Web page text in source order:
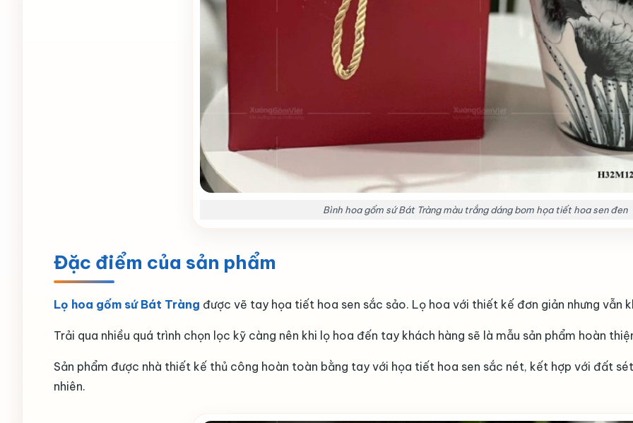
Bình hoa gốm sứ Bát Tràng màu trắng dáng bom họa tiết hoa sen đen
Đặc điểm của sản phẩm
Lọ hoa gốm sứ Bát Tràng được vẽ tay họa tiết hoa sen sắc sảo. Lọ hoa với thiết kế đơn giản nhưng vẫn
Trải qua nhiều quá trình chọn lọc kỹ càng nên khi lọ hoa đến tay khách hàng sẽ là mẫu sản phẩm hoàn
Sản phẩm được nhà thiết kế thủ công hoàn toàn bằng tay với họa tiết hoa sen sắc nét, kết hợp với đất
nhiên.